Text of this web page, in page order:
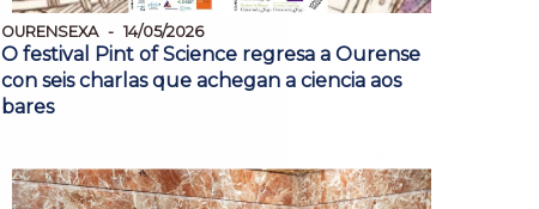
OURENSEXA 14/05/2026
O festival Pint of Science regresa a Ourense
con seis charlas que achegan a ciencia aos
bares